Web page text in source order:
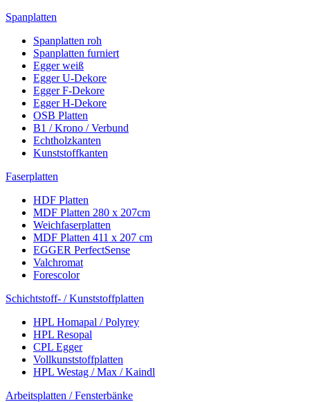
Spanplatten
Spanplatten roh
Spanplatten furniert
Egger weiß
Egger U-Dekore
Egger F-Dekore
Egger H-Dekore
OSB Platten
B1 / Krono / Verbund
Echtholzkanten
Kunststoffkanten
Faserplatten
HDF Platten
MDF Platten 280 x 207cm
Weichfaserplatten
MDF Platten 411 x 207 cm
EGGER PerfectSense
Valchromat
Forescolor
Schichtstoff- / Kunststoffplatten
HPL Homapal / Polyrey
HPL Resopal
CPL Egger
Vollkunststoffplatten
HPL Westag / Max / Kaindl
Arbeitsplatten / Fensterbänke